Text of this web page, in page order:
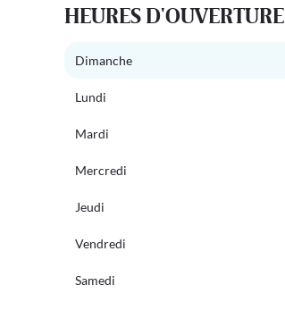
HEURES D'OUVERTURE
Dimanche
Lundi
Mardi
Mercredi
Jeudi
Vendredi
Samedi